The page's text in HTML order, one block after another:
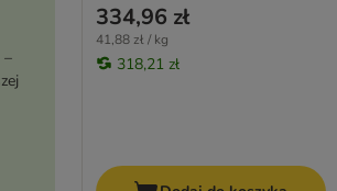
334,96 zł
41,88 zł / kg
318,21 zł